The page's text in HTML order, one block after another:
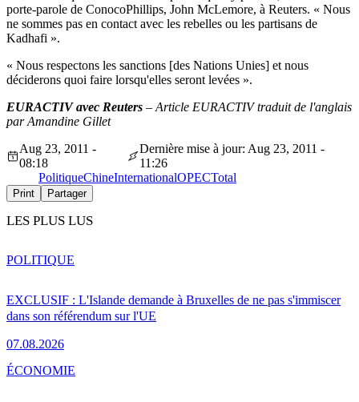
porte-parole de ConocoPhillips, John McLemore, à Reuters. « Nous
ne sommes pas en contact avec les rebelles ou les partisans de
Kadhafi ».
« Nous respectons les sanctions [des Nations Unies] et nous
déciderons quoi faire lorsqu'elles seront levées ».
EURACTIV avec Reuters – Article EURACTIV traduit de l'anglais
par Amandine Gillet
Aug 23, 2011 -
08:18
Dernière mise à jour: Aug 23, 2011 -
11:26
PolitiqueChineInternationalOPECTotal
Print Partager
LES PLUS LUS
EXCLUSIF : L'Islande demande à Bruxelles de ne pas s'immiscer
dans son référendum sur l'UE
07.08.2026
POLITIQUE
ÉCONOMIE